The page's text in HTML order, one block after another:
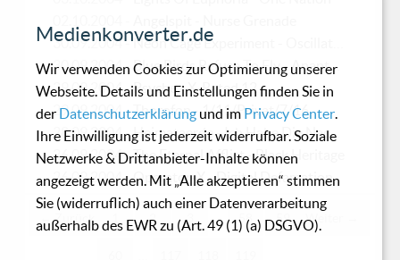
30.09.2004 -Neon Cage Experiment - Oscillations
30.09.2004 -Blue Birds Refuse To Fly - Anapteroma
29.09.2004 -Psyche - X-Rated 12
29.09.2004 -Thorofon - 1/11/Privat/7/16
28.09.2004 -Heimataerde - Ich Habe Die Nacht Getraeumet
26.09.2004 -The Eternal Afflict - Black Heritage
26.09.2004 -Operator-X - Digital Defamation
← Zurück 2 3 … 58 59 Weiter →
Medienkonverter.de
Wir verwenden Cookies zur Optimierung unserer
Webseite. Details und Einstellungen finden Sie in
der Datenschutzerklärung und im Privacy Center.
Ihre Einwilligung ist jederzeit widerrufbar. Soziale
Netzwerke & Drittanbieter-Inhalte können
angezeigt werden. Mit „Alle akzeptieren“ stimmen
Sie (widerruflich) auch einer Datenverarbeitung
außerhalb des EWR zu (Art. 49 (1) (a) DSGVO).